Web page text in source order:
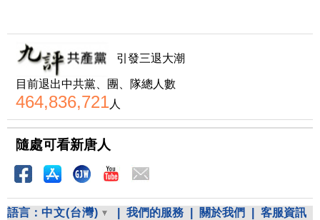
引發三退大潮
目前退出中共黨、團、隊總人數
464,836,721人
隨處可看新唐人
語言： 中文(台灣) 我們的服務 關於我們 客服資訊